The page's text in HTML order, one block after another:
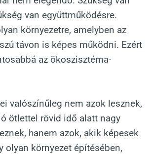
van együttműködésre.
környezetre, amelyben az
távon is képes működni. Ezért
az ökoszisztéma-
valószínűleg nem azok lesznek,
ötlettel rövid idő alatt nagy
hanem azok, akik képesek
olyan környezet építésében,